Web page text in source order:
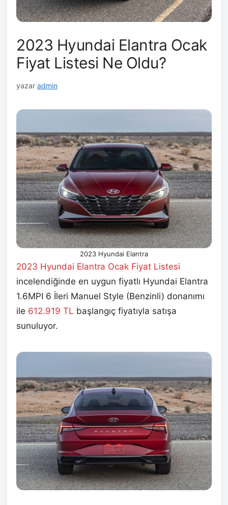
2023 Hyundai Elantra Ocak
Fiyat Listesi Ne Oldu?
yazar admin
2023 Hyundai Elantra
2023 Hyundai Elantra Ocak Fiyat Listesi
incelendiğinde en uygun fiyatlı Hyundai Elantra
1.6MPI 6 İleri Manuel Style (Benzinli) donanımı
ile 612.919 TL başlangıç fiyatıyla satışa
sunuluyor.